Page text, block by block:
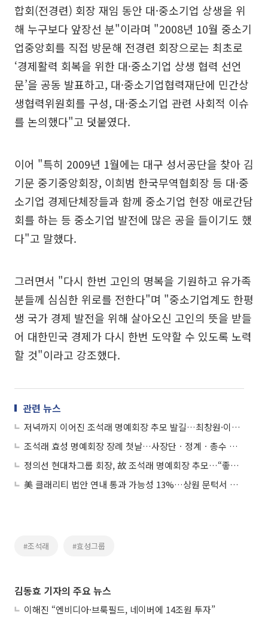
합회(전경련) 회장 재임 동안 대·중소기업 상생을 위
해 누구보다 앞장선 분"이라며 "2008년 10월 중소기
업중앙회를 직접 방문해 전경련 회장으로는 최초로
‘경제활력 회복을 위한 대·중소기업 상생 협력 선언
문’을 공동 발표하고, 대·중소기업협력재단에 민간상
생협력위원회를 구성, 대·중소기업 관련 사회적 이슈
를 논의했다"고 덧붙였다.
이어 "특히 2009년 1월에는 대구 성서공단을 찾아 김
기문 중기중앙회장, 이희범 한국무역협회장 등 대·중
소기업 경제단체장들과 함께 중소기업 현장 애로간담
회를 하는 등 중소기업 발전에 많은 공을 들이기도 했
다"고 말했다.
그러면서 "다시 한번 고인의 명복을 기원하고 유가족
분들께 심심한 위로를 전한다"며 "중소기업계도 한평
생 국가 경제 발전을 위해 살아오신 고인의 뜻을 받들
어 대한민국 경제가 다시 한번 도약할 수 있도록 노력
할 것"이라고 강조했다.
관련 뉴스
저녁까지 이어진 조석래 명예회장 추모 발길…최창원·이서현 등 빈소 찾아
조석래 효성 명예회장 장례 첫날…사장단ㆍ정계ㆍ총수 애도 물결
정의선 현대차그룹 회장, 故 조석래 명예회장 추모…“좋은 분이셨다”
美 클래리티 법안 연내 통과 가능성 13%…상원 문턱서 제동
#조석래 #효성그룹
김동효 기자의 주요 뉴스
이해진 “엔비디아·브룩필드, 네이버에 14조원 투자”